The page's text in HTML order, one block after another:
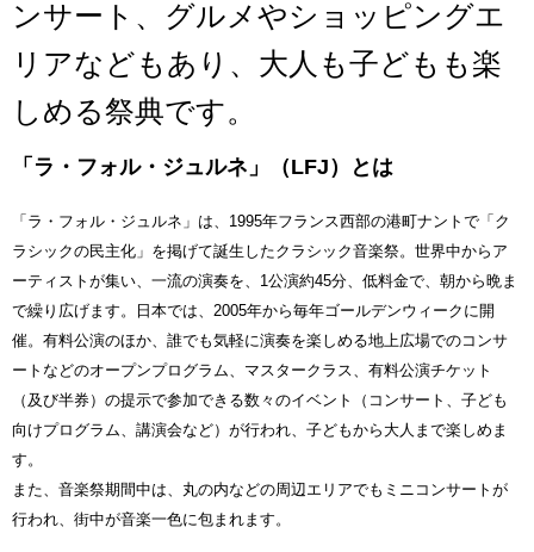
ンサート、グルメやショッピングエ
リアなどもあり、大人も子どもも楽
しめる祭典です。
「ラ・フォル・ジュルネ」（LFJ）とは
「ラ・フォル・ジュルネ」は、1995年フランス西部の港町ナントで「ク
ラシックの民主化」を掲げて誕生したクラシック音楽祭。世界中からア
ーティストが集い、一流の演奏を、1公演約45分、低料金で、朝から晩ま
で繰り広げます。日本では、2005年から毎年ゴールデンウィークに開
催。有料公演のほか、誰でも気軽に演奏を楽しめる地上広場でのコンサ
ートなどのオープンプログラム、マスタークラス、有料公演チケット
（及び半券）の提示で参加できる数々のイベント（コンサート、子ども
向けプログラム、講演会など）が行われ、子どもから大人まで楽しめま
す。
また、音楽祭期間中は、丸の内などの周辺エリアでもミニコンサートが
行われ、街中が音楽一色に包まれます。